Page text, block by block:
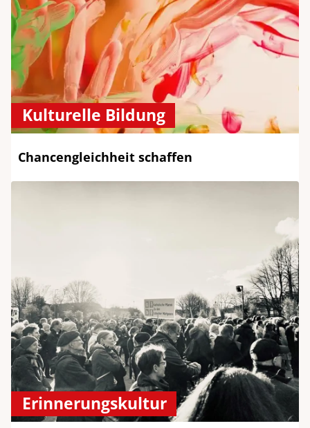
Kulturelle Bildung
Chancengleichheit schaffen
Erinnerungskultur